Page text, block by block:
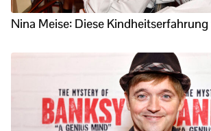
Nina Meise: Diese